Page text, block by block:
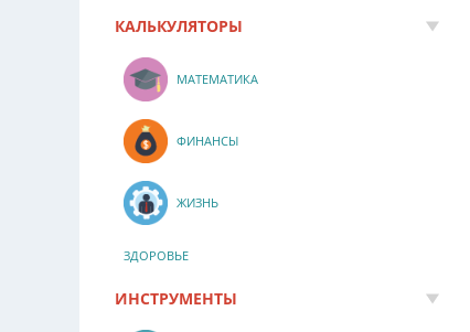
КАЛЬКУЛЯТОРЫ
МАТЕМАТИКА
ФИНАНСЫ
ЖИЗНЬ
ЗДОРОВЬЕ
ИНСТРУМЕНТЫ